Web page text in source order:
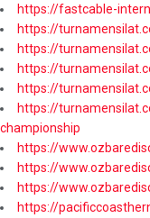
https://fastcable-
https://
https://
https://
https://
https://
championship
https://
https://
https://
https://